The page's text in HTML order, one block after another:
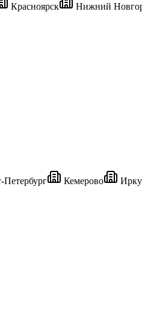
Красноярск Нижний
Петербург Кемерово